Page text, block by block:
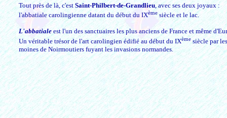
Tout près de là, c'est Saint-Philbert-de-Grandlieu, avec ses deux joyaux :
l'abbatiale carolingienne datant du début du IXèmesiècle et le lac.
L'abbatiale est l'un des sanctuaires les plus anciens de France et même
Un véritable trésor de l'art carolingien édifié au début du IXèmesiècle par les
moines de Noirmoutiers fuyant les invasions normandes.